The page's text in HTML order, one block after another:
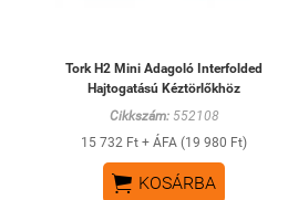
Tork H2 Mini Adagoló Interfolded
Hajtogatású Kéztörlőkhöz
Cikkszám:552108
15 732 Ft + ÁFA (19 980 Ft)
 KOSÁRBA